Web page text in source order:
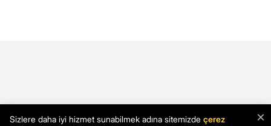
×
Sizlere daha iyi hizmet sunabilmek adına sitemizde çerez